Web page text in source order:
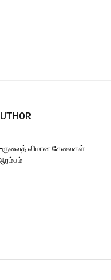
விமான சேவைகள்